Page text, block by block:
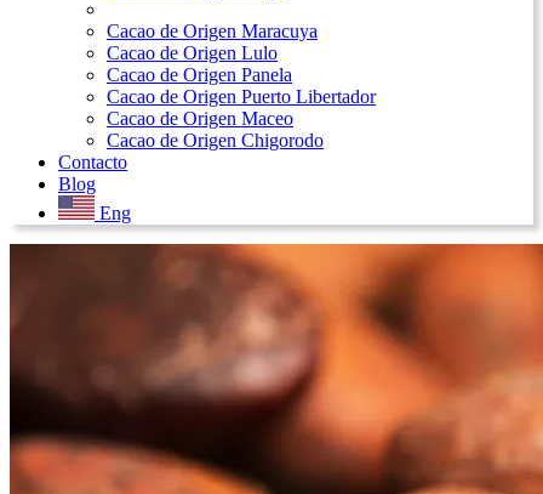
Cacao de Origen Maracuya
Cacao de Origen Lulo
Cacao de Origen Panela
Cacao de Origen Puerto Libertador
Cacao de Origen Maceo
Cacao de Origen Chigorodo
Contacto
Blog
Eng